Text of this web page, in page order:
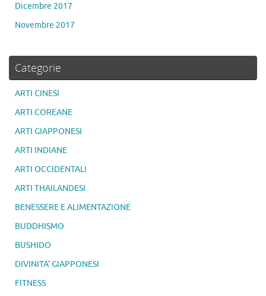
Dicembre 2017
Novembre 2017
Categorie
ARTI CINESI
ARTI COREANE
ARTI GIAPPONESI
ARTI INDIANE
ARTI OCCIDENTALI
ARTI THAILANDESI
BENESSERE E ALIMENTAZIONE
BUDDHISMO
BUSHIDO
DIVINITA' GIAPPONESI
FITNESS